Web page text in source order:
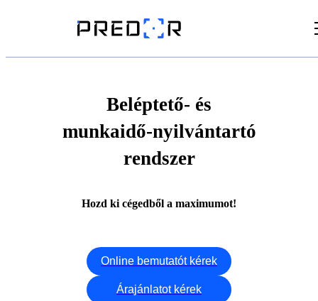
Videók
Dokumentumtár
Beléptető- és
munkaidő-nyilvántartó
rendszer
Hozd ki cégedből a maximumot!
Online bemutatót kérek
Árajánlatot kérek